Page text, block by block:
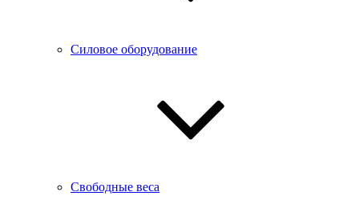
Силовое оборудование
Свободные веса